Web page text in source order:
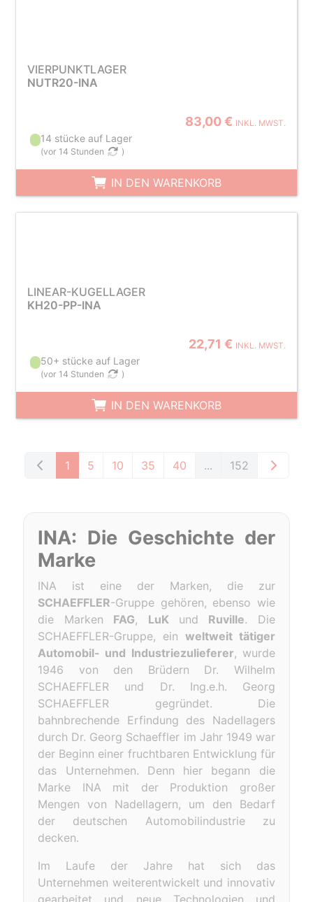
VIERPUNKTLAGER
NUTR20-INA
83,00 € INKL. MWST.
14 stücke auf Lager
(vor 14 Stunden )
IN DEN WARENKORB
LINEAR-KUGELLAGER
KH20-PP-INA
22,71 € INKL. MWST.
50+ stücke auf Lager
(vor 14 Stunden )
IN DEN WARENKORB
1 5 10 35 40 ... 152
INA: Die Geschichte der
Marke
INA ist eine der Marken, die zur
SCHAEFFLER-Gruppe gehören, ebenso wie
die Marken FAG, LuKund Ruville. Die
SCHAEFFLER-Gruppe, ein weltweit tätiger
Automobil- und Industriezulieferer, wurde
1946 von den Brüdern Dr. Wilhelm
SCHAEFFLER und Dr. Ing.e.h. Georg
SCHAEFFLER gegründet. Die
bahnbrechende Erfindung des Nadellagers
durch Dr. Georg Schaeffler im Jahr 1949 war
der Beginn einer fruchtbaren Entwicklung für
das Unternehmen. Denn hier begann die
Marke INA mit der Produktion großer
Mengen von Nadellagern, um den Bedarf
der deutschen Automobilindustrie zu
decken.
Im Laufe der Jahre hat sich das
Unternehmen weiterentwickelt und innovativ
gearbeitet und neue Technologien und